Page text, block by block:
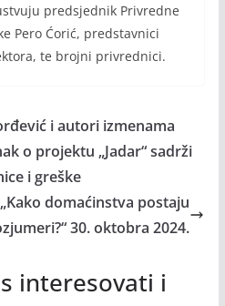
predsjednik Privredne
Pero Ćorić, predstavnici
te brojni privrednici.
i autori izmenama
o projektu „Jadar“ sadrži
i greške
domaćinstva postaju
30. oktobra 2024.
interesovati i